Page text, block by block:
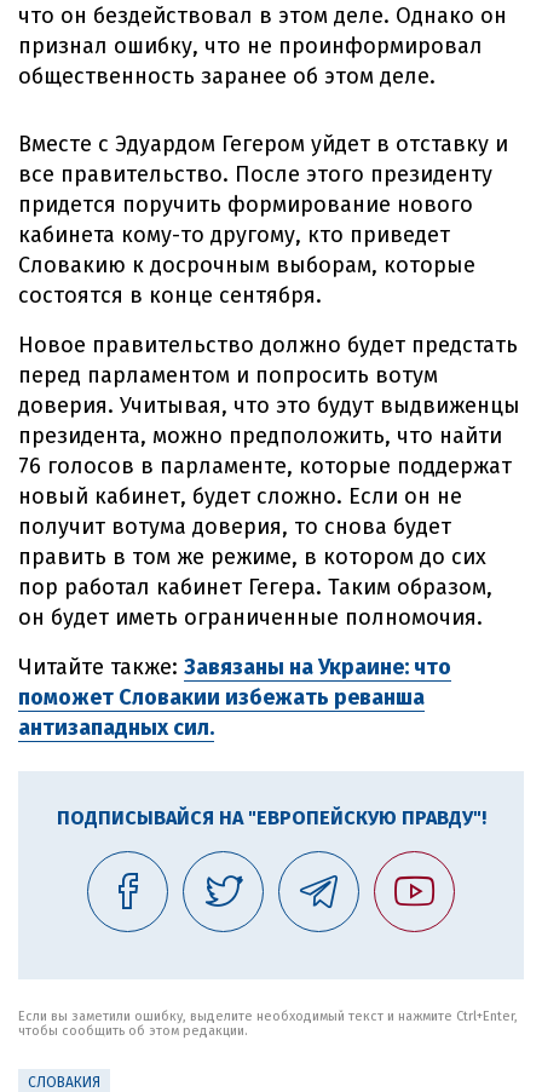
что он бездействовал в этом деле. Однако он
признал ошибку, что не проинформировал
общественность заранее об этом деле.
Вместе с Эдуардом Гегером уйдет в отставку и
все правительство. После этого президенту
придется поручить формирование нового
кабинета кому-то другому, кто приведет
Словакию к досрочным выборам, которые
состоятся в конце сентября.
Новое правительство должно будет предстать
перед парламентом и попросить вотум
доверия. Учитывая, что это будут выдвиженцы
президента, можно предположить, что найти
76 голосов в парламенте, которые поддержат
новый кабинет, будет сложно. Если он не
получит вотума доверия, то снова будет
править в том же режиме, в котором до сих
пор работал кабинет Гегера. Таким образом,
он будет иметь ограниченные полномочия.
Читайте также: Завязаны на Украине: что
поможет Словакии избежать реванша
антизападных сил.
ПОДПИСЫВАЙСЯ НА "ЕВРОПЕЙСКУЮ ПРАВДУ"!
Если вы заметили ошибку, выделите необходимый текст и нажмите Ctrl+Enter,
чтобы сообщить об этом редакции.
СЛОВАКИЯ